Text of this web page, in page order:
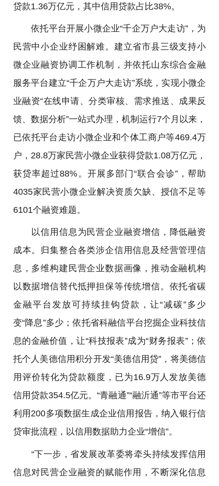
贷款1.36万亿元，其中信用贷款占比38%。
依托平台开展小微企业“千企万户大走访”，为
民营中小企业纾困解难。建立省市县三级支持小
微企业融资协调工作机制，并依托山东综合金融
服务平台建立“千企万户大走访”系统，实现小微企
业融资“在线申请、分类审核、需求推送、成果反
馈、数据分析”一站式办理，机制运行7个月以来，
已依托平台走访小微企业和个体工商户等469.4万
户，28.8万家民营小微企业获得贷款1.08万亿元，
获贷率超过88%。开展多部门“联合会诊”，帮助
4035家民营小微企业解决资质欠缺、授信不足等
6101个融资难题。
以信用信息为民营企业融资增信，降低融资
成本。归集整合各类涉企信用信息及经营管理信
息，多维构建民营企业数据画像，推动金融机构
以数据增信替代抵押担保等传统增信。依托省碳
金融平台发放可持续挂钩贷款，让“减碳”多少
变“降息”多少；依托省科融信平台挖掘企业科技信
息的金融价值，让“科技报表”成为“财务报表”；依
托个人美德信用积分开发“美德信用贷”，将美德信
用评价转化为贷款额度，已为16.9万人发放美德
信用贷款354.5亿元。“青融通”“融沂通”等市平台还
利用200多项数据生成企业信用报告，纳入银行信
贷审批流程，以信用数据助力企业“增信”。
“下一步，省发展改革委将牵头持续发挥信用
信息对民营企业融资的赋能作用，不断深化信息